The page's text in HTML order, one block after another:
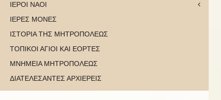
ΙΕΡΟΙ ΝΑΟΙ
ΙΕΡΕΣ ΜΟΝΕΣ
ΙΣΤΟΡΙΑ ΤΗΣ ΜΗΤΡΟΠΟΛΕΩΣ
ΤΟΠΙΚΟΙ ΑΓΙΟΙ ΚΑΙ ΕΟΡΤΕΣ
ΜΝΗΜΕΙΑ ΜΗΤΡΟΠΟΛΕΩΣ
ΔΙΑΤΕΛΕΣΑΝΤΕΣ ΑΡΧΙΕΡΕΙΣ